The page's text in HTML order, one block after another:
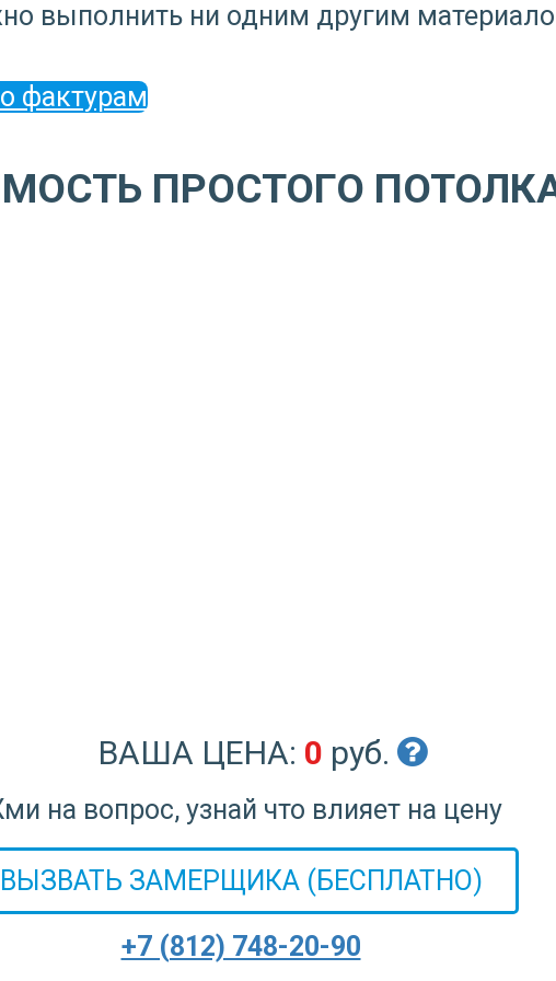
выполнить ни одним другим
фактурам
ПРОСТОГО
ВАША ЦЕНА: 0 руб.
на вопрос, узнай что влияет на цену
ВЫЗВАТЬ ЗАМЕРЩИКА (БЕСПЛАТНО)
+7 (812) 748-20-90